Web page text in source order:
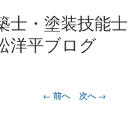
士・塗装技能士
洋平ブログ
画
← 前へ 次へ →